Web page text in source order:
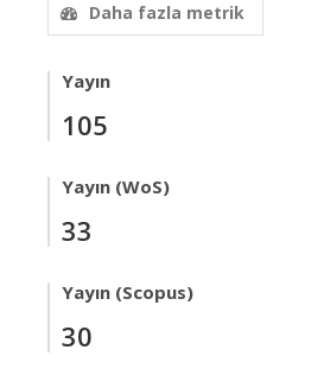
Daha fazla metrik
Yayın
105
Yayın (WoS)
33
Yayın (Scopus)
30